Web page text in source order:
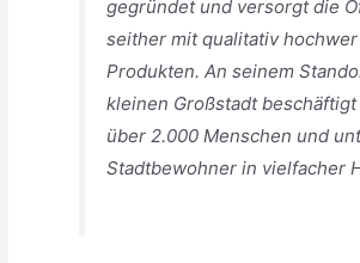
gegründet und versorgt die
seither mit qualitativ
Produkten. An seinem
kleinen Großstadt
über 2.000 Menschen und
Stadtbewohner in vielfacher